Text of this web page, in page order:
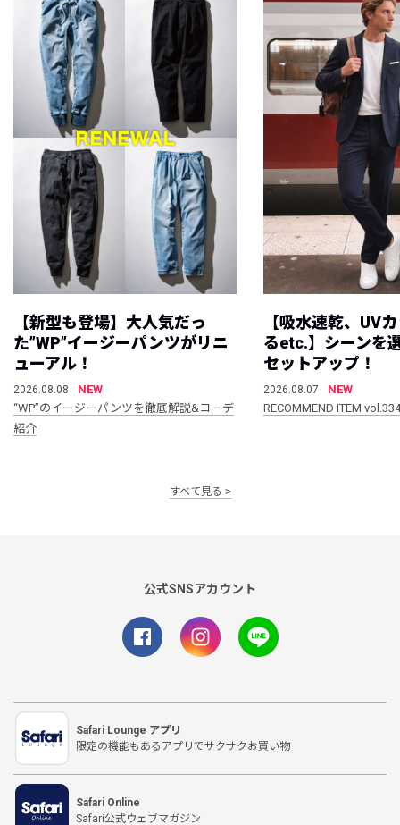
【新型も登場】大人気だっ
た”WP”イージーパンツがリニ
ューアル！
2026.08.08
NEW
“WP”のイージーパンツを徹底解説&コーデ
紹介
【吸水速乾、UV
るetc.】シーンを
セットアップ！
2026.08.07
NEW
RECOMMEND ITEM vol.334
すべて見る
公式SNSアカウント
Safari Lounge アプリ
限定の機能もあるアプリでサクサクお買い物
Safari Online
Safari公式ウェブマガジン